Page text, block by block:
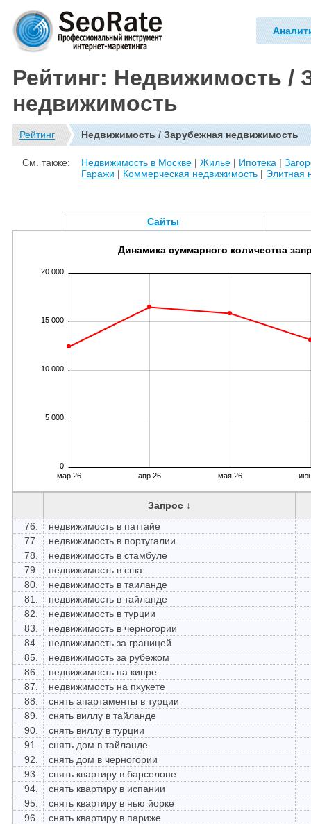
Рейтинг: Недвижимость /
недвижимость
Рейтинг Недвижимость / Зарубежная недвижимость
См. также: Недвижимость в Москве |Жилье | Ипотека |
Гаражи | Коммерческая недвижимость | Элитная
Сайты
0
5 000
10 000
15 000
20 000
мар.26 апр.26 мая.26
Динамика суммарного количества
Запрос ↓
76.
недвижимость в паттайе
77.
недвижимость в португалии
78.
недвижимость в стамбуле
79.
недвижимость в сша
80.
недвижимость в таиланде
81.
недвижимость в тайланде
82.
недвижимость в турции
83.
недвижимость в черногории
84.
недвижимость за границей
85.
недвижимость за рубежом
86.
недвижимость на кипре
87.
недвижимость на пхукете
88.
снять апартаменты в турции
89.
снять виллу в тайланде
90.
снять виллу в турции
91.
снять дом в тайланде
92.
снять дом в черногории
93.
снять квартиру в барселоне
94.
снять квартиру в испании
95.
снять квартиру в нью йорке
96.
снять квартиру в париже